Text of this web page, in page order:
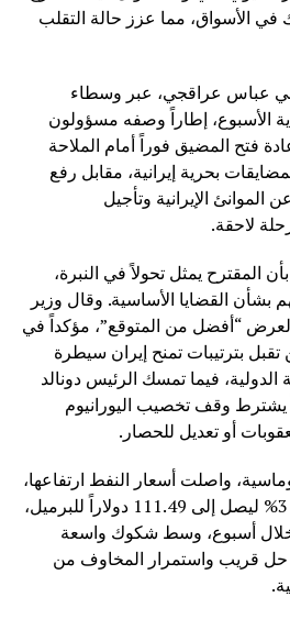
الأسواق، مما عزز حالة التقلب
عباس عراقجي، عبر وسطاء
الأسبوع، إطاراً وصفه مسؤولون
فتح المضيق فوراً أمام الملاحة
بحرية إيرانية، مقابل رفع
الإيرانية وتأجيل
لاحقة.
المقترح يمثل تحولاً في النبرة،
بشأن القضايا الأساسية. وقال وزير
“أفضل من المتوقع”، مؤكداً في
بترتيبات تمنح إيران سيطرة
الدولية، فيما تمسك الرئيس دونالد
وقف تخصيب اليورانيوم
أو تعديل للحصار.
واصلت أسعار النفط ارتفاعها،
حيث صعد خام برنت بنحو 3% ليصل إلى 111.49 دولاراً للبرميل،
زيادة بنسبة 13% خلال أسبوع، وسط شكوك واسعة
حل قريب واستمرار المخاوف من